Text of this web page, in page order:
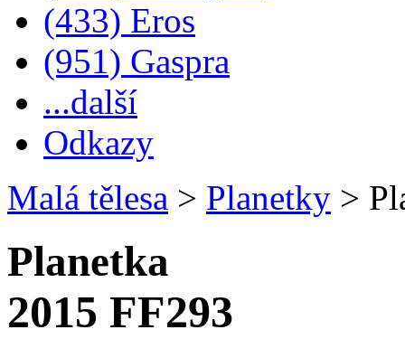
(433) Eros
(951) Gaspra
...další
Odkazy
Malá tělesa > Planetky >
Planetka
2015 FF293